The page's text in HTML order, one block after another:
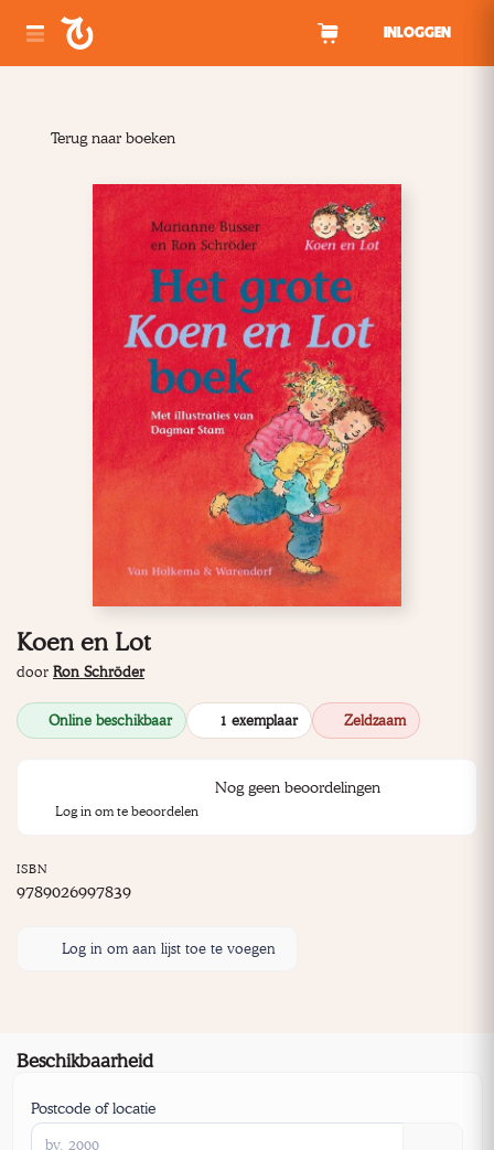
INLOGGEN
Terug naar boeken
Koen en Lot
door Ron Schröder
Online beschikbaar 1 exemplaar Zeldzaam
Nog geen beoordelingen
Log in om te beoordelen
ISBN
9789026997839
Log in om aan lijst toe te voegen
Beschikbaarheid
Postcode of locatie